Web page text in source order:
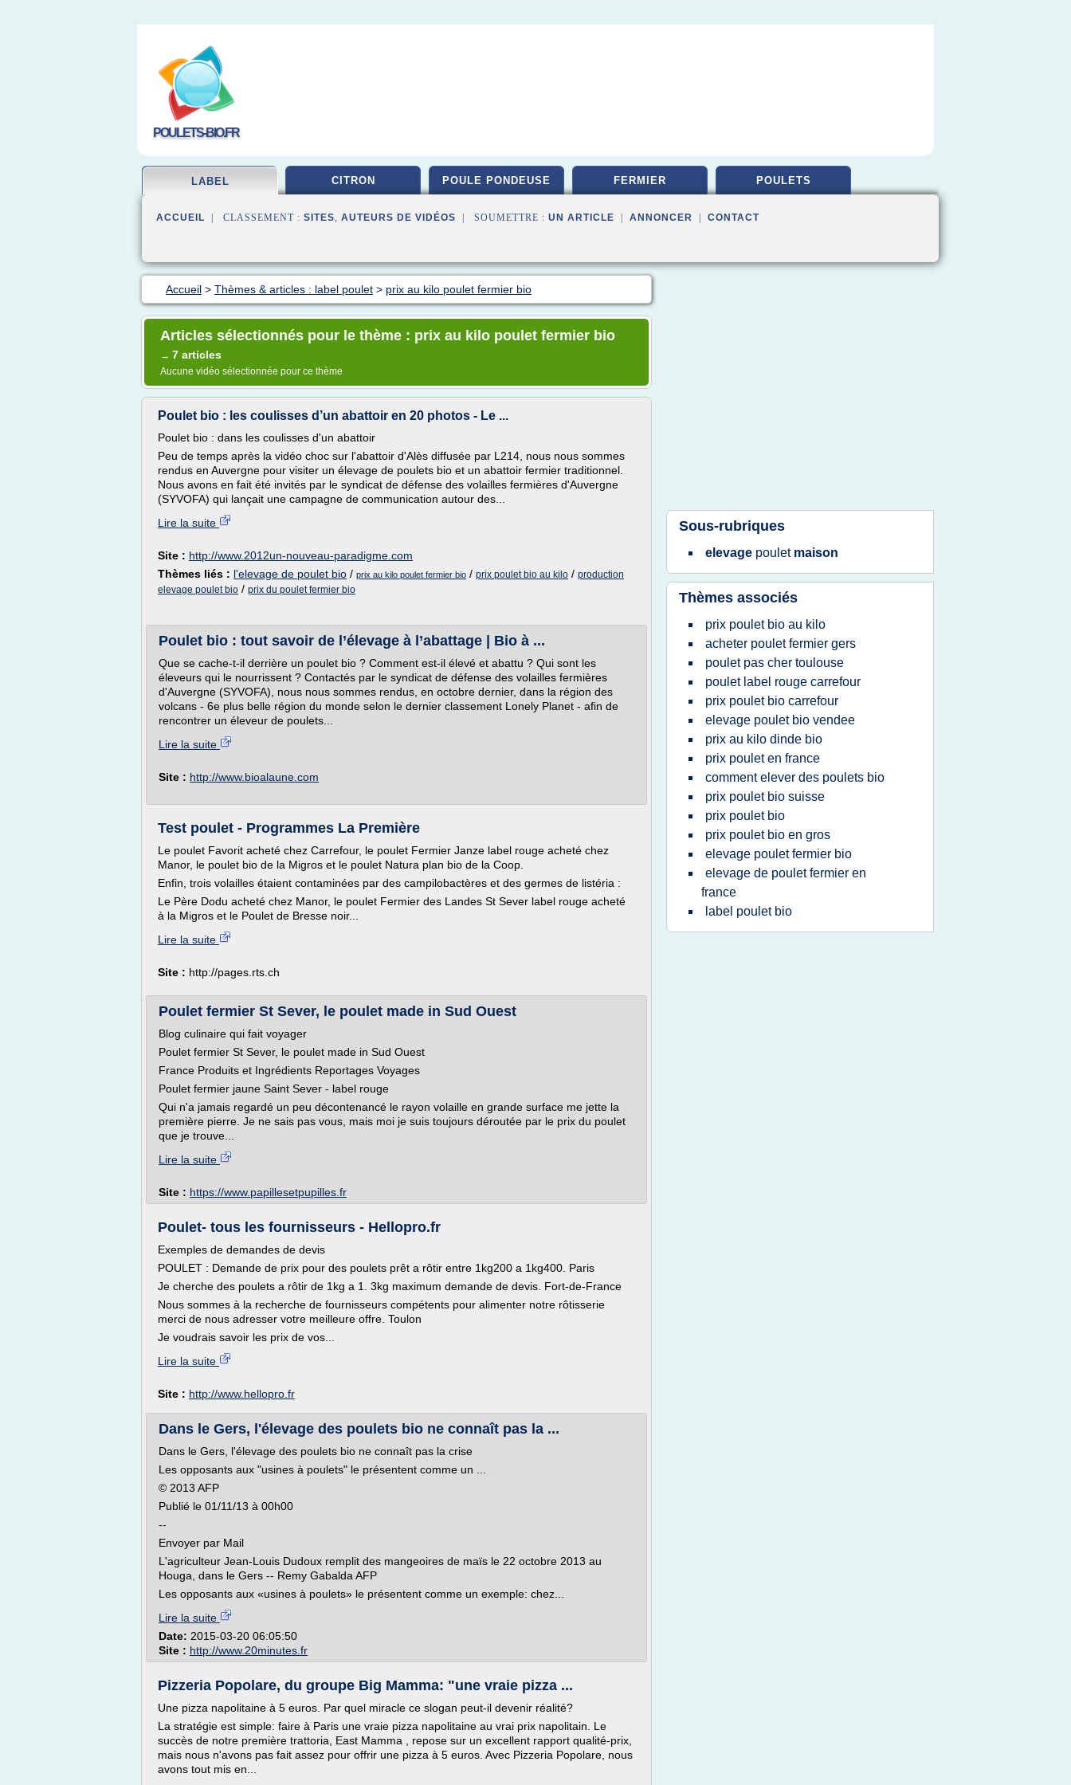
POULETS-BIO.FR
LABEL CITRON POULE PONDEUSE FERMIER POULETS
ACCUEIL | CLASSEMENT : SITES, AUTEURS DE VIDÉOS | SOUMETTRE : UN ARTICLE ANNONCER CONTACT
Accueil > Thèmes & articles : label poulet > prix au kilo poulet fermier bio
Articles sélectionnés pour le thème : prix au kilo poulet fermier bio
→ 7 articles
Aucune vidéo sélectionnée pour ce thème
Poulet bio : les coulisses d’un abattoir en 20 photos - Le ...
Poulet bio : dans les coulisses d'un abattoir
Peu de temps après la vidéo choc sur l'abattoir d'Alès diffusée par L214, nous nous sommes
rendus en Auvergne pour visiter un élevage de poulets bio et un abattoir fermier traditionnel.
Nous avons en fait été invités par le syndicat de défense des volailles fermières d'Auvergne
(SYVOFA) qui lançait une campagne de communication autour des...
Lire la suite
Site : http://www.2012un-nouveau-paradigme.com
Thèmes liés : l'elevage de poulet bio / prix au kilo poulet fermier bio / prix poulet bio au kilo / production
elevage poulet bio / prix du poulet fermier bio
Poulet bio : tout savoir de l’élevage à l’abattage | Bio à ...
Que se cache-t-il derrière un poulet bio ? Comment est-il élevé et abattu ? Qui sont les
éleveurs qui le nourrissent ? Contactés par le syndicat de défense des volailles fermières
d'Auvergne (SYVOFA), nous nous sommes rendus, en octobre dernier, dans la région des
volcans - 6e plus belle région du monde selon le dernier classement Lonely Planet - afin de
rencontrer un éleveur de poulets...
Lire la suite
Site : http://www.bioalaune.com
Test poulet - Programmes La Première
Le poulet Favorit acheté chez Carrefour, le poulet Fermier Janze label rouge acheté chez
Manor, le poulet bio de la Migros et le poulet Natura plan bio de la Coop.
Enfin, trois volailles étaient contaminées par des campilobactères et des germes de listéria :
Le Père Dodu acheté chez Manor, le poulet Fermier des Landes St Sever label rouge acheté
à la Migros et le Poulet de Bresse noir...
Lire la suite
Site : http://pages.rts.ch
Poulet fermier St Sever, le poulet made in Sud Ouest
Blog culinaire qui fait voyager
Poulet fermier St Sever, le poulet made in Sud Ouest
France Produits et Ingrédients Reportages Voyages
Poulet fermier jaune Saint Sever - label rouge
Qui n'a jamais regardé un peu décontenancé le rayon volaille en grande surface me jette la
première pierre. Je ne sais pas vous, mais moi je suis toujours déroutée par le prix du poulet
que je trouve...
Lire la suite
Site : https://www.papillesetpupilles.fr
Poulet- tous les fournisseurs - Hellopro.fr
Exemples de demandes de devis
POULET : Demande de prix pour des poulets prêt a rôtir entre 1kg200 a 1kg400. Paris
Je cherche des poulets a rôtir de 1kg a 1. 3kg maximum demande de devis. Fort-de-France
Nous sommes à la recherche de fournisseurs compétents pour alimenter notre rôtisserie
merci de nous adresser votre meilleure offre. Toulon
Je voudrais savoir les prix de vos...
Lire la suite
Site : http://www.hellopro.fr
Dans le Gers, l'élevage des poulets bio ne connaît pas la ...
Dans le Gers, l'élevage des poulets bio ne connaît pas la crise
Les opposants aux "usines à poulets" le présentent comme un ...
© 2013 AFP
Publié le 01/11/13 à 00h00
--
Envoyer par Mail
L'agriculteur Jean-Louis Dudoux remplit des mangeoires de maïs le 22 octobre 2013 au
Houga, dans le Gers -- Remy Gabalda AFP
Les opposants aux «usines à poulets» le présentent comme un exemple: chez...
Lire la suite
Date: 2015-03-20 06:05:50
Site : http://www.20minutes.fr
Pizzeria Popolare, du groupe Big Mamma: "une vraie pizza ...
Une pizza napolitaine à 5 euros. Par quel miracle ce slogan peut-il devenir réalité?
La stratégie est simple: faire à Paris une vraie pizza napolitaine au vrai prix napolitain. Le
succès de notre première trattoria, East Mamma , repose sur un excellent rapport qualité-prix,
mais nous n'avons pas fait assez pour offrir une pizza à 5 euros. Avec Pizzeria Popolare, nous
avons tout mis en...
Sous-rubriques
elevage poulet maison
Thèmes associés
prix poulet bio au kilo
acheter poulet fermier gers
poulet pas cher toulouse
poulet label rouge carrefour
prix poulet bio carrefour
elevage poulet bio vendee
prix au kilo dinde bio
prix poulet en france
comment elever des poulets bio
prix poulet bio suisse
prix poulet bio
prix poulet bio en gros
elevage poulet fermier bio
elevage de poulet fermier en
france
label poulet bio